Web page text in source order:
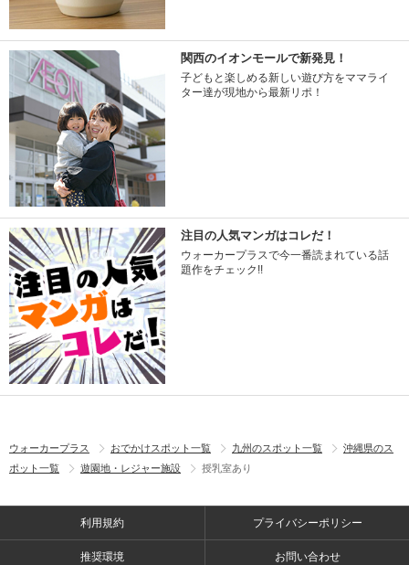
関西のイオンモールで新発見！
子どもと楽しめる新しい遊び方をママライ
ター達が現地から最新リポ！
注目の人気マンガはコレだ！
ウォーカープラスで今一番読まれている話
題作をチェック!!
ウォーカープラス おでかけスポット一覧 九州のスポット一覧
沖縄県のス
ポット一覧
遊園地・レジャー施設 授乳室あり
利用規約 プライバシーポリシー
推奨環境 お問い合わせ